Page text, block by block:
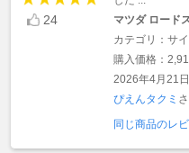
24
マツダ ロード
カテゴリ：サ
購入価格：
2026年4月21
ぴえんタクミ
同じ商品のレ